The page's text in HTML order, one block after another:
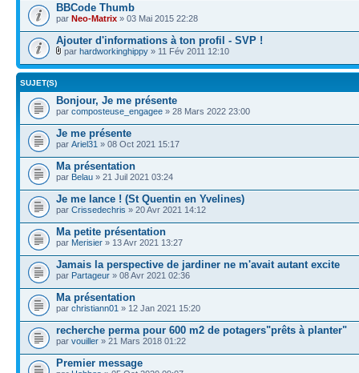
BBCode Thumb
par Neo-Matrix » 03 Mai 2015 22:28
Ajouter d'informations à ton profil - SVP !
par hardworkinghippy » 11 Fév 2011 12:10
SUJET(S)
Bonjour, Je me présente
par composteuse_engagee » 28 Mars 2022 23:00
Je me présente
par Ariel31 » 08 Oct 2021 15:17
Ma présentation
par Belau » 21 Juil 2021 03:24
Je me lance ! (St Quentin en Yvelines)
par Crissedechris » 20 Avr 2021 14:12
Ma petite présentation
par Merisier » 13 Avr 2021 13:27
Jamais la perspective de jardiner ne m'avait autant excite
par Partageur » 08 Avr 2021 02:36
Ma présentation
par christiann01 » 12 Jan 2021 15:20
recherche perma pour 600 m2 de potagers"prêts à planter"
par vouiller » 21 Mars 2018 01:22
Premier message